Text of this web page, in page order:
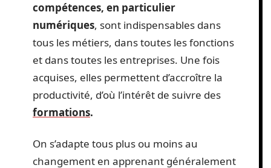
compétences, en particulier
numériques, sont indispensables dans
tous les métiers, dans toutes les fonctions
et dans toutes les entreprises. Une fois
acquises, elles permettent d’accroître la
productivité, d’où l’intérêt de suivre des
formations.
On s’adapte tous plus ou moins au
changement en apprenant généralement